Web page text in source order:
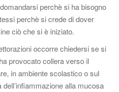
perchè si ha bisogno
perchè si crede di dover
ciò che si è iniziato.
occorre chiedersi se si
provocato collera verso il
in ambiente scolastico o sul
alla mucosa